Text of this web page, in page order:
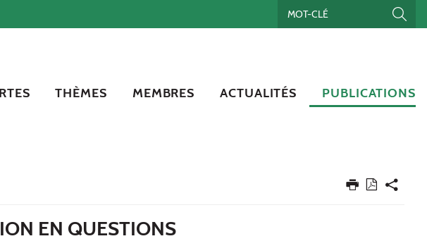
THÈMES MEMBRES ACTUALITÉS PUBLICATIONS
EN QUESTIONS